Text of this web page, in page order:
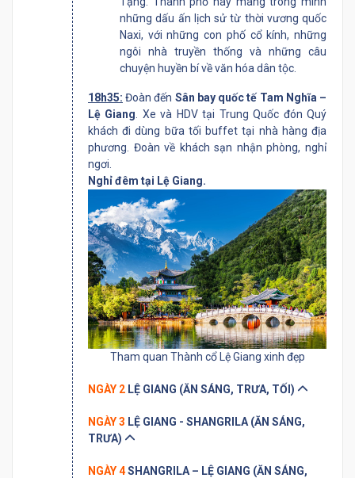
những dấu ấn lịch sử từ thời vương quốc
Naxi, với những con phố cổ kính, những
ngôi nhà truyền thống và những câu
chuyện huyền bí về văn hóa dân tộc.
18h35: Đoàn đến Sân bay quốc tế Tam Nghĩa –
Lệ Giang . Xe và HDV tại Trung Quốc đón Quý
khách đi dùng bữa tối buffet tại nhà hàng địa
phương. Đoàn về khách sạn nhận phòng, nghỉ
ngơi.
Nghỉ đêm tại Lệ Giang.
Tham quan Thành cổ Lệ Giang xinh đẹp
NGÀY 2 LỆ GIANG (ĂN SÁNG, TRƯA, TỐI)
NGÀY 3 LỆ GIANG - SHANGRILA (ĂN SÁNG,
TRƯA)
NGÀY 4SHANGRILA – LỆ GIANG (ĂN SÁNG,